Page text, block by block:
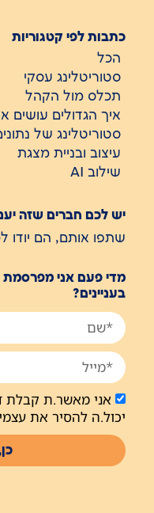
כתבות לפי קטגוריות
הכל
סטוריטלינג עסקי
תכלס מול הקהל
איך הגדולים עושים
סטוריטלינג של
עיצוב ובניית מצגת
שילוב AI
יש לכם חברים שזה
שתפו אותם, הם יודו
מדי פעם אני
בעניינים?
אני מאשר.ת קבלת
יכול.ה להסיר את